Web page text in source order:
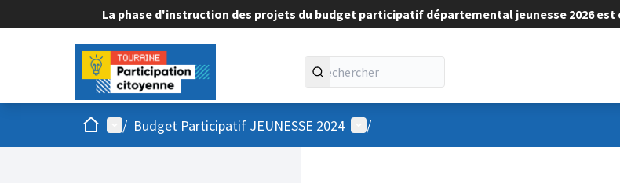
La phase d'instruction des projets du budget participatif départemental jeunesse 2026 est
AccueilMenu principal
/ Budget Participatif JEUNESSE 2024 Menu utilisateur
/